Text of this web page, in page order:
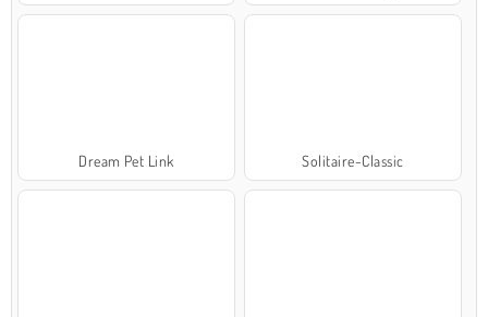
Dream Pet Link Solitaire-Classic